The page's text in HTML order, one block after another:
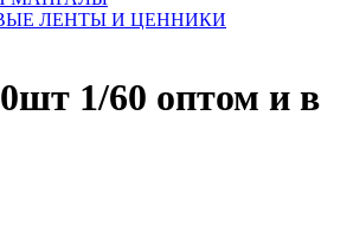
ЛЕНТЫ И ЦЕННИКИ
1/60 оптом и в